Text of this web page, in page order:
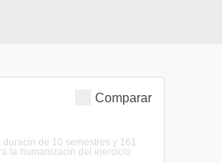
Comparar
de 10 semestres y 161
la humanizacin del ejercicio